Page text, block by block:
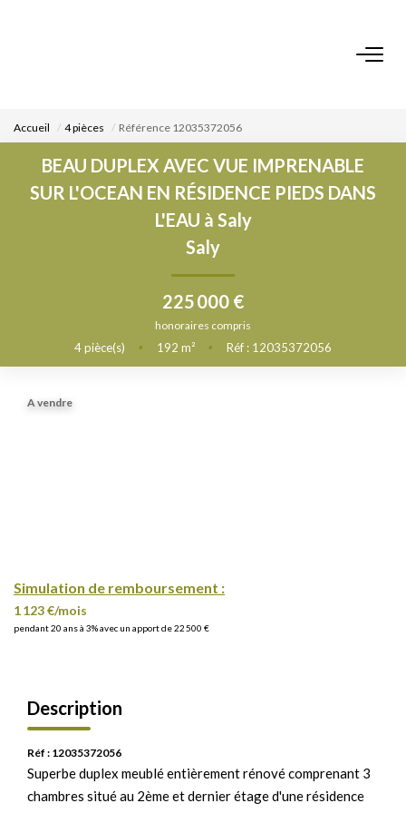
NOS BIENS
VENDRE UN BIEN
DÉPOSEZ VOTRE RECHERCHE
NOUS REJOINDRE
CONTACT
Accueil 4 pièces Référence 12035372056
BEAU DUPLEX AVEC VUE IMPRENABLE
SUR L'OCEAN EN RÉSIDENCE PIEDS DANS
L'EAU à Saly
Saly
225 000 €
honoraires compris
4pièce(s) • 192 m² • Réf : 12035372056
A vendre
Simulation de remboursement :
1 123 €/mois
pendant 20 ans à 3% avec un apport de 22 500 €
Description
Réf : 12035372056
Superbe duplex meublé entièrement rénové comprenant 3
chambres situé au 2ème et dernier étage d'une résidence